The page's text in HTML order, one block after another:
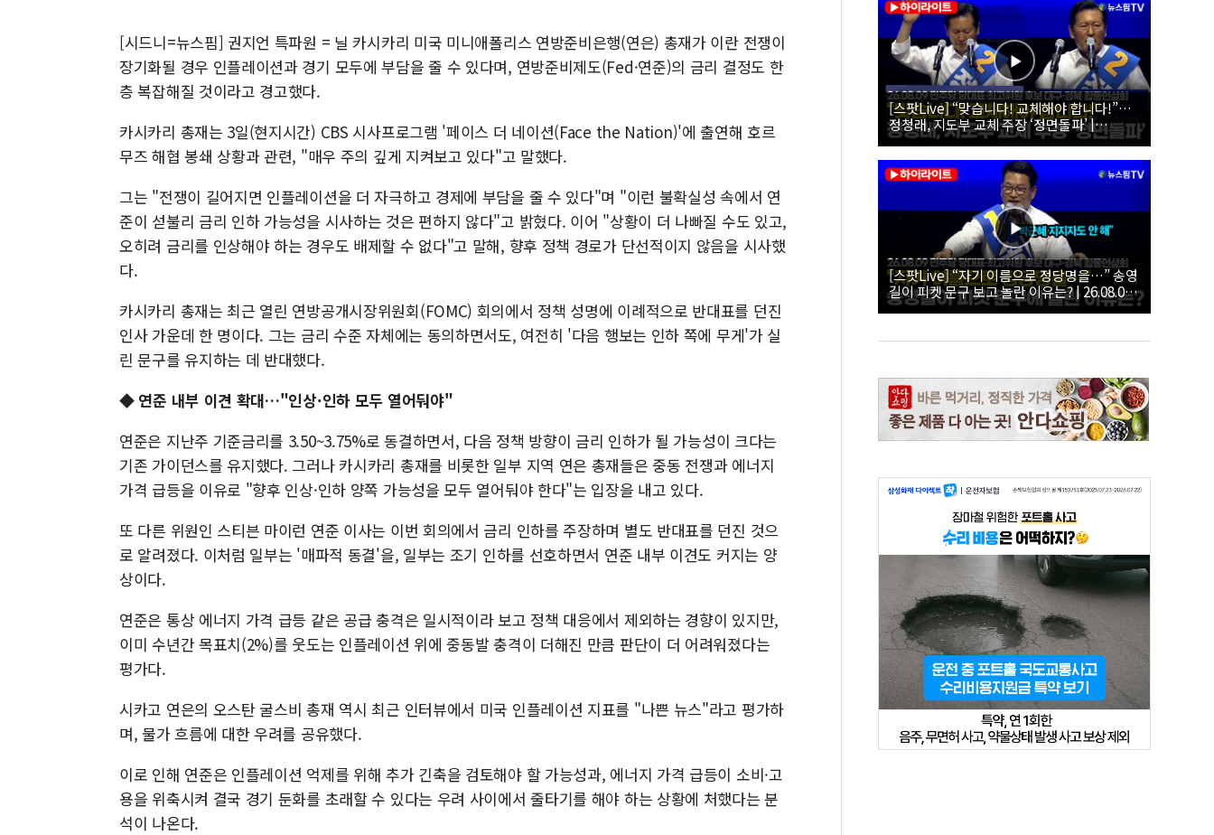
[시드니=뉴스핌] 권지언 특파원 = 닐 카시카리 미국 미니애폴리스 연방준비은행(연은) 총재가 이란 전쟁이
장기화될 경우 인플레이션과 경기 모두에 부담을 줄 수 있다며, 연방준비제도(Fed·연준)의 금리 결정도 한
층 복잡해질 것이라고 경고했다.
카시카리 총재는 3일(현지시간) CBS 시사프로그램 '페이스 더 네이션(Face the Nation)'에 출연해 호르
무즈 해협 봉쇄 상황과 관련, "매우 주의 깊게 지켜보고 있다"고 말했다.
그는 "전쟁이 길어지면 인플레이션을 더 자극하고 경제에 부담을 줄 수 있다"며 "이런 불확실성 속에서 연
준이 섣불리 금리 인하 가능성을 시사하는 것은 편하지 않다"고 밝혔다. 이어 "상황이 더 나빠질 수도 있고,
오히려 금리를 인상해야 하는 경우도 배제할 수 없다"고 말해, 향후 정책 경로가 단선적이지 않음을 시사했
다.
카시카리 총재는 최근 열린 연방공개시장위원회(FOMC) 회의에서 정책 성명에 이례적으로 반대표를 던진
인사 가운데 한 명이다. 그는 금리 수준 자체에는 동의하면서도, 여전히 '다음 행보는 인하 쪽에 무게'가 실
린 문구를 유지하는 데 반대했다.
◆ 연준 내부 이견 확대…"인상·인하 모두 열어둬야"
연준은 지난주 기준금리를 3.50~3.75%로 동결하면서, 다음 정책 방향이 금리 인하가 될 가능성이 크다는
기존 가이던스를 유지했다. 그러나 카시카리 총재를 비롯한 일부 지역 연은 총재들은 중동 전쟁과 에너지
가격 급등을 이유로 "향후 인상·인하 양쪽 가능성을 모두 열어둬야 한다"는 입장을 내고 있다.
또 다른 위원인 스티븐 마이런 연준 이사는 이번 회의에서 금리 인하를 주장하며 별도 반대표를 던진 것으
로 알려졌다. 이처럼 일부는 '매파적 동결'을, 일부는 조기 인하를 선호하면서 연준 내부 이견도 커지는 양
상이다.
연준은 통상 에너지 가격 급등 같은 공급 충격은 일시적이라 보고 정책 대응에서 제외하는 경향이 있지만,
이미 수년간 목표치(2%)를 웃도는 인플레이션 위에 중동발 충격이 더해진 만큼 판단이 더 어려워졌다는
평가다.
시카고 연은의 오스탄 굴스비 총재 역시 최근 인터뷰에서 미국 인플레이션 지표를 "나쁜 뉴스"라고 평가하
며, 물가 흐름에 대한 우려를 공유했다.
이로 인해 연준은 인플레이션 억제를 위해 추가 긴축을 검토해야 할 가능성과, 에너지 가격 급등이 소비·고
용을 위축시켜 결국 경기 둔화를 초래할 수 있다는 우려 사이에서 줄타기를 해야 하는 상황에 처했다는 분
석이 나온다.
[스팟Live] “맞습니다! 교체해야 합니다!”…
정청래, 지도부 교체 주장 ‘정면돌파’ |
26.08.09 더불어민주당 당대표·최고위원 후
보 대구·경북 합동연설회
[스팟Live] “자기 이름으로 정당명을…” 송영
길이 피켓 문구 보고 놀란 이유는? | 26.08.09
더불어민주당 당대표·최고위원 후보 대구·경